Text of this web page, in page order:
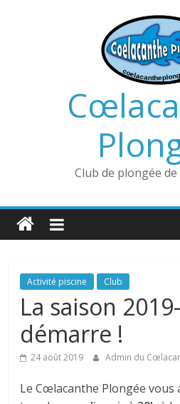
Club de plongée de
Activité piscine Club
La saison
démarre !
24 août 2019 Admin du
Le Cœlacanthe Plongée vous